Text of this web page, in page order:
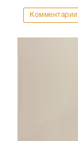
Комментарии